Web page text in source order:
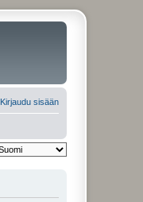
Kirjaudu sisään